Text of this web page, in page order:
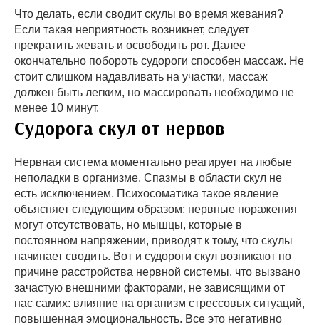
Что делать, если сводит скулы во время жевания?
Если такая неприятность возникнет, следует
прекратить жевать и освободить рот. Далее
окончательно побороть судороги способен массаж. Не
стоит слишком надавливать на участки, массаж
должен быть легким, но массировать необходимо не
менее 10 минут.
Судорога скул от нервов
Нервная система моментально реагирует на любые
неполадки в организме. Спазмы в области скул не
есть исключением. Психосоматика такое явление
объясняет следующим образом: нервные поражения
могут отсутствовать, но мышцы, которые в
постоянном напряжении, приводят к тому, что скулы
начинает сводить. Вот и судороги скул возникают по
причине расстройства нервной системы, что вызвано
зачастую внешними факторами, не зависящими от
нас самих: влияние на организм стрессовых ситуаций,
повышенная эмоциональность. Все это негативно